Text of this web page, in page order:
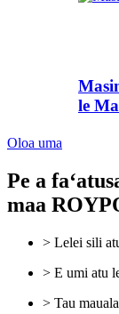
le
Oloa uma
Pe a
maa
> Lelei sili
> E umi atu
> Tau